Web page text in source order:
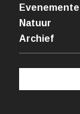
Natuur
Archief